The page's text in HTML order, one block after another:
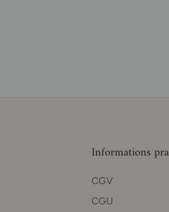
Informations
CGV
CGU